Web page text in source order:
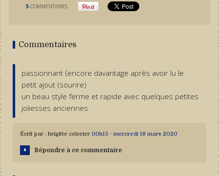
5 COMMENTAIRES
Commentaires
passionnant (encore davantage après avoir lu le
petit ajout (sourire)
un beau style ferme et rapide avec quelques petites
joliesses anciennes
Écrit par : brigitte celerier 00h15 - mercredi 18 mars 2020
Répondre à ce commentaire